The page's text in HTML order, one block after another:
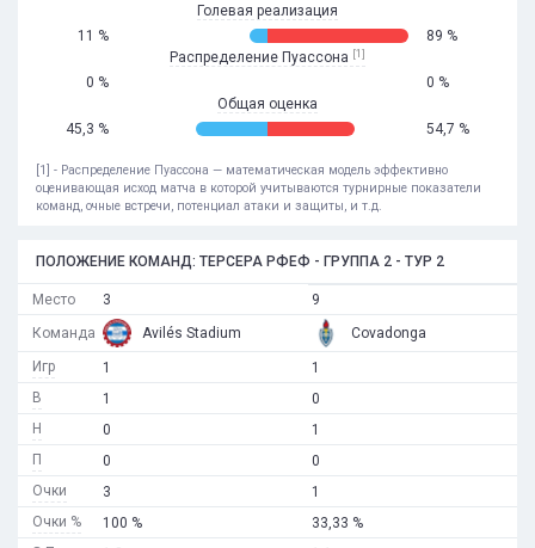
Голевая реализация
11 %
89 %
Распределение Пуассона [1]
0 %
0 %
Общая оценка
45,3 %
54,7 %
[1] - Распределение Пуассона — математическая модель эффективно
оценивающая исход матча в которой учитываются турнирные показатели
команд, очные встречи, потенциал атаки и защиты, и т.д.
ПОЛОЖЕНИЕ КОМАНД: ТЕРСЕРА РФЕФ - ГРУППА 2 - ТУР 2
Место
Команда
Игр
В
Н
П
Очки
Очки %
3
Avilés Stadium
1
1
0
0
3
100 %
9
Covadonga
1
0
1
0
1
33,33 %